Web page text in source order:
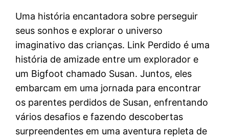
Uma história encantadora sobre perseguir
seus sonhos e explorar o universo
imaginativo das crianças. Link Perdido é uma
história de amizade entre um explorador e
um Bigfoot chamado Susan. Juntos, eles
embarcam em uma jornada para encontrar
os parentes perdidos de Susan, enfrentando
vários desafios e fazendo descobertas
surpreendentes em uma aventura repleta de